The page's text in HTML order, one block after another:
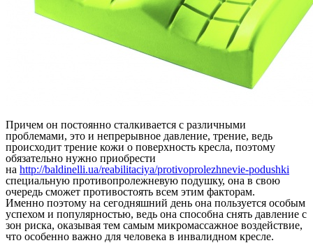
Причем он постоянно сталкивается с различными
проблемами, это и непрерывное давление, трение, ведь
происходит трение кожи о поверхность кресла, поэтому
обязательно нужно приобрести
на http://baldinelli.ua/reabilitaciya/protivoprolezhnevie-podushki
специальную противопролежневую подушку, она в свою
очередь сможет противостоять всем этим факторам.
Именно поэтому на сегодняшний день она пользуется особым
успехом и популярностью, ведь она способна снять давление с
зон риска, оказывая тем самым микромассажное воздействие,
что особенно важно для человека в инвалидном кресле.